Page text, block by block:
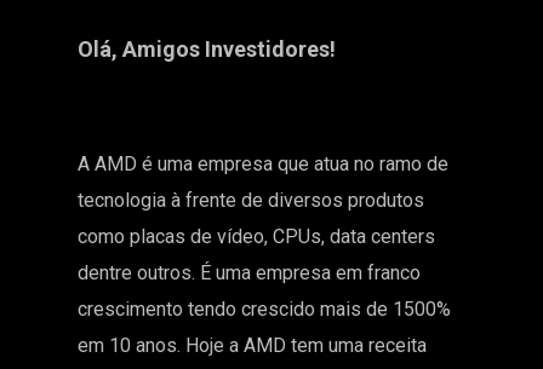
Olá, Amigos Investidores!
A AMD é uma empresa que atua no ramo de
tecnologia à frente de diversos produtos
como placas de vídeo, CPUs, data centers
dentre outros. É uma empresa em franco
crescimento tendo crescido mais de 1500%
em 10 anos. Hoje a AMD tem uma receita